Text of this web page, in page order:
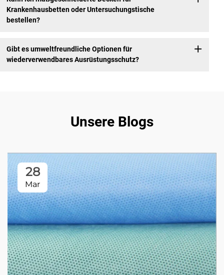
Krankenhausbetten oder Untersuchungstische
bestellen?
Gibt es umweltfreundliche Optionen für
wiederverwendbares Ausrüstungsschutz?
Unsere Blogs
28
Mar